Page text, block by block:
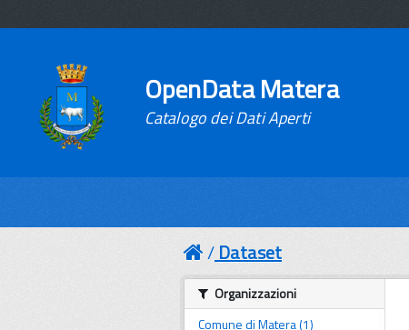
OpenData Matera
Catalogo dei Dati Aperti
Dataset
Organizzazioni
Comune di Matera (1)